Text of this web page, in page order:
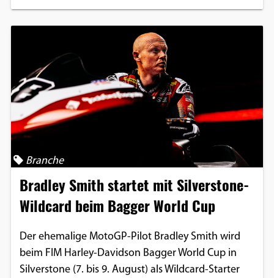
Branche
Bradley Smith startet mit Silverstone-
Wildcard beim Bagger World Cup
Der ehemalige MotoGP-Pilot Bradley Smith wird
beim FIM Harley-Davidson Bagger World Cup in
Silverstone (7. bis 9. August) als Wildcard-Starter